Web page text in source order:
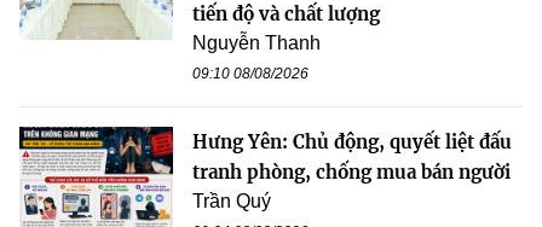
tiến độ và chất lượng
Nguyễn Thanh
09:10 08/08/2026
Hưng Yên: Chủ động, quyết liệt đấu
tranh phòng, chống mua bán người
Trần Quý